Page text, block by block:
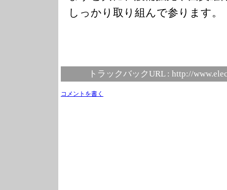
しっかり取り組んで参ります。
トラックバックURL : http://
コメントを書く